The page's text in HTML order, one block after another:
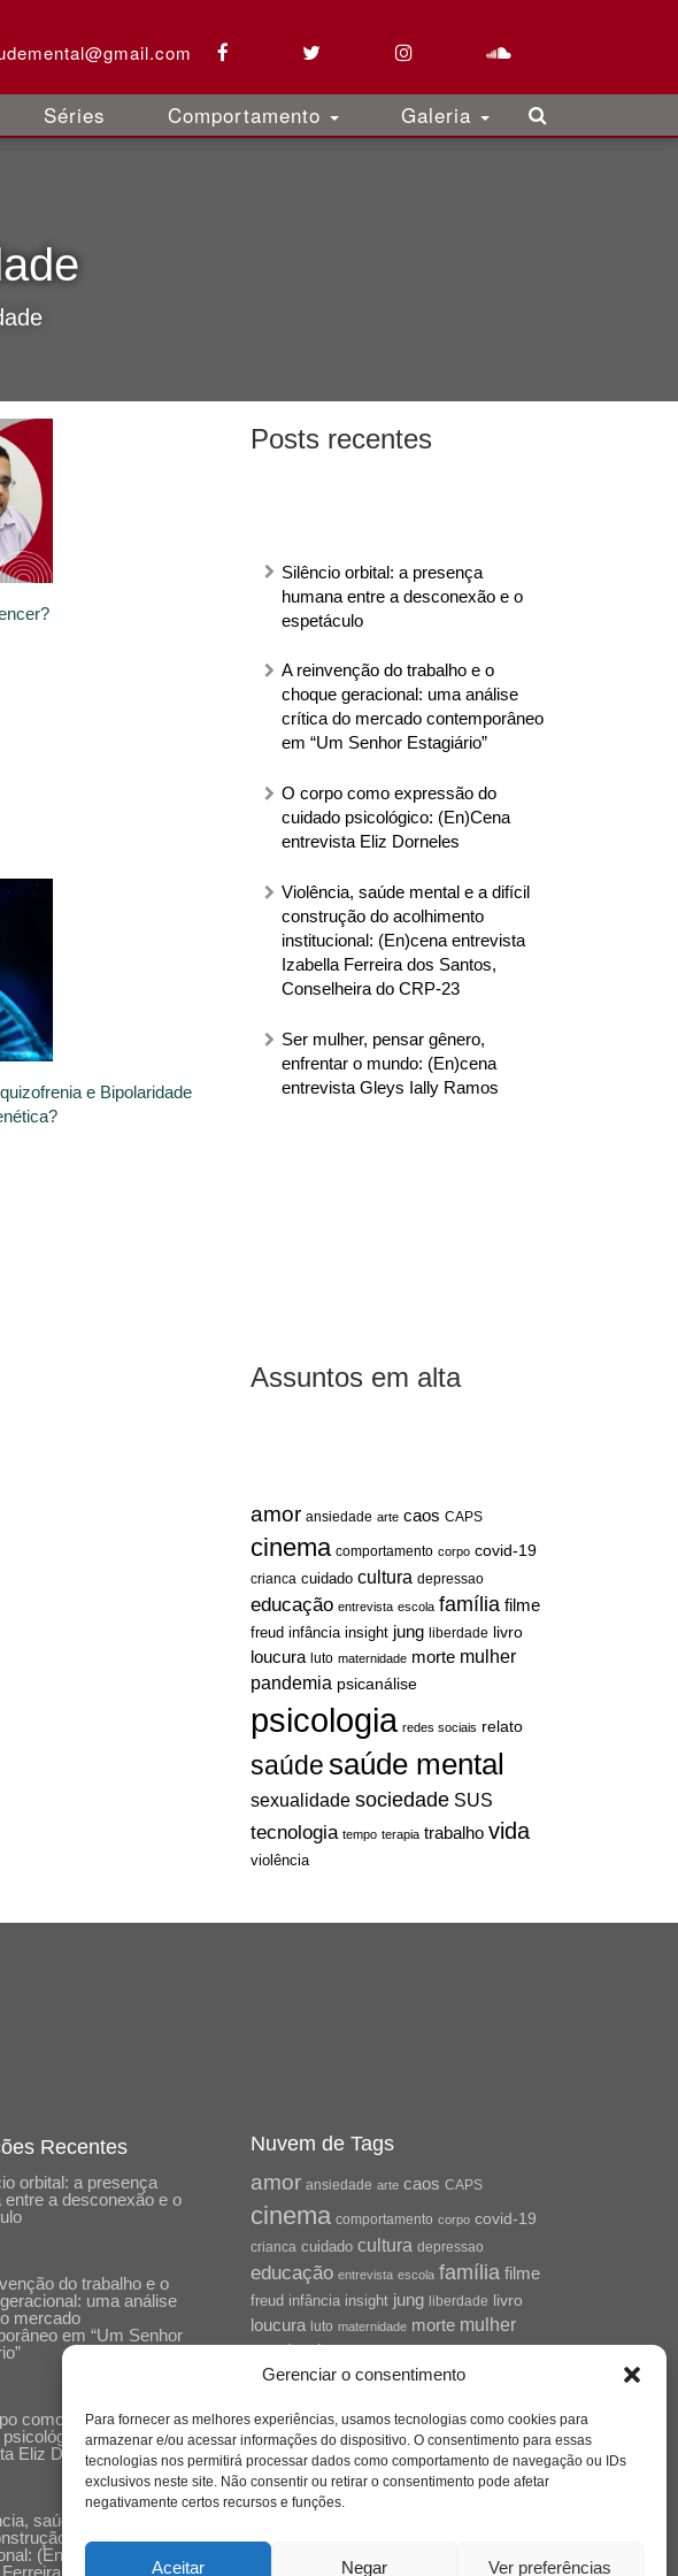
Gerenciar o consentimento
Para fornecer as melhores experiências, usamos tecnologias como cookies para
armazenar e/ou acessar informações do dispositivo. O consentimento para essas
tecnologias nos permitirá processar dados como comportamento de navegação ou IDs
exclusivos neste site. Não consentir ou retirar o consentimento pode afetar
negativamente certos recursos e funções.
Aceitar Negar Ver preferências
Séries Comportamento Galeria
Posts recentes
Silêncio orbital: a presença
humana entre a desconexão e o
espetáculo
A reinvenção do trabalho e o
choque geracional: uma análise
crítica do mercado contemporâneo
em “Um Senhor Estagiário”
O corpo como expressão do
cuidado psicológico: (En)Cena
entrevista Eliz Dorneles
Violência, saúde mental e a difícil
construção do acolhimento
institucional: (En)cena entrevista
Izabella Ferreira dos Santos,
Conselheira do CRP-23
Ser mulher, pensar gênero,
enfrentar o mundo: (En)cena
entrevista Gleys Ially Ramos
Assuntos em alta
amor ansiedade arte caos CAPS
cinema comportamento corpo covid-19
crianca cuidado cultura depressao
educação entrevista escola família filme
freud infância insight jung liberdade livro
loucura luto maternidade morte mulher
pandemia psicanálise
psicologia redes sociais relato
saúdesaúde mental
sexualidade sociedade SUS
tecnologia tempo terapia trabalho vida
violência
e Bipolaridade
Recentes
orbital: a presença
entre a desconexão e o
do trabalho e o
uma análise
mercado
em “Um Senhor
como expressão do
(En)Cena
Eliz Dorneles
saúde mental e a
do acolhimento
(En)cena entrevista
dos Santos,
Nuvem de Tags
amor ansiedade arte caos CAPS
cinema comportamento corpo covid-19
crianca cuidado cultura depressao
educação entrevista escola família filme
freud infância insight jung liberdade livro
loucura luto maternidade morte mulher
pandemia
psicologia
saúdesaúde mental
sexualidade sociedade SUS
tecnologia